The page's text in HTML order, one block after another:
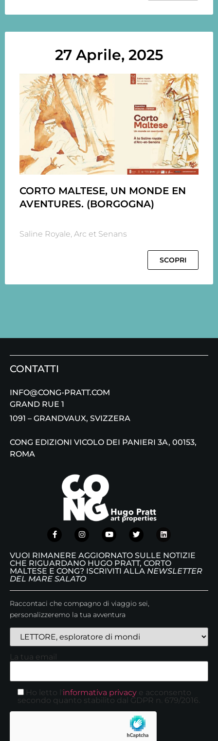
27 Aprile, 2025
CORTO MALTESE, UN MONDE EN
AVENTURES. (BORGOGNA)
Saline Royale, Arc et Senans
SCOPRI
CONTATTI
INFO@CONG-PRATT.COM
GRAND RUE 1
1091 – GRANDVAUX, SVIZZERA
CONG EDIZIONI VICOLO DEI PANIERI 3A, 00153,
ROMA
VUOI RIMANERE AGGIORNATO SULLE NOTIZIE
CHE RIGUARDANO HUGO PRATT, CORTO
MALTESE E CONG? ISCRIVITI ALLA NEWSLETTER
DEL MARE SALATO
Raccontaci che compagno di viaggio sei,
personalizzeremo la tua avventura
La tua email
Ho letto l'informativa privacy e acconsento
secondo quanto stabilito dal GDPR n. 679/2016.